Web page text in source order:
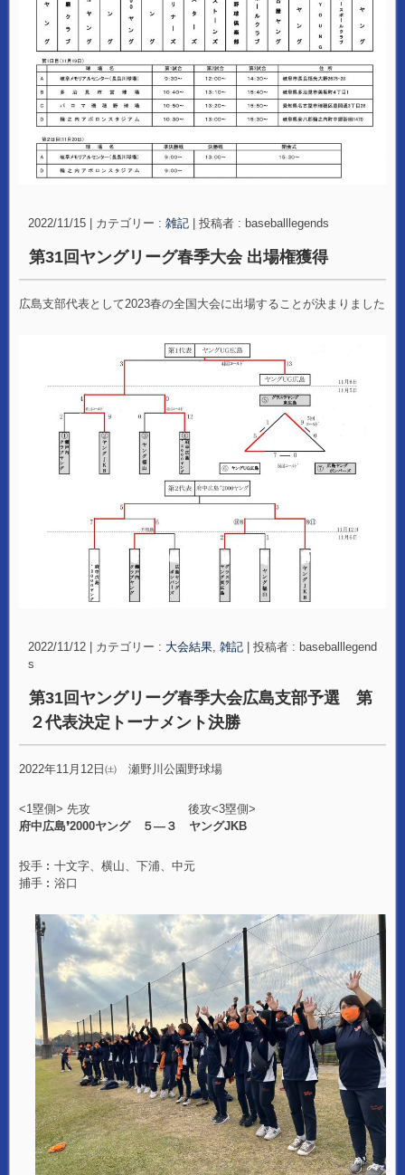
2022/11/15 カテゴリー : 雑記 投稿者 : baseballlegends
第31回ヤングリーグ春季大会 出場権獲得
広島支部代表として2023春の全国大会に出場することが決まりました
2022/11/12 カテゴリー : 大会結果, 雑記
投稿者 : baseballlegend
s
第31回ヤングリーグ春季大会広島支部予選 第
２代表決定トーナメント決勝
2022年11月12日㈯ 瀬野川公園野球場
<1塁側> 先攻 後攻<3塁側>
府中広島❜2000ヤング ５―３ ヤングJKB
投手︰十文字、横山、下浦、中元
捕手︰浴口